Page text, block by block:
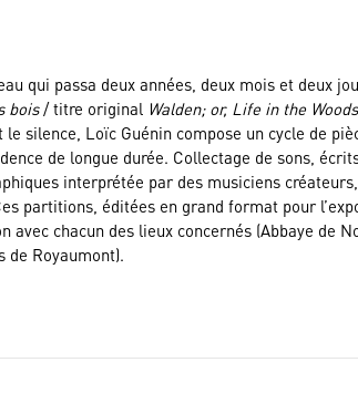
qui passa deux années, deux mois et deux
bois/ titre original Walden; or, Life in the Woods
le silence, Loïc Guénin compose un cycle de
de longue durée. Collectage de sons,
interprétée par des musiciens
partitions, éditées en grand format pour
avec chacun des lieux concernés (Abbaye de
de Royaumont).